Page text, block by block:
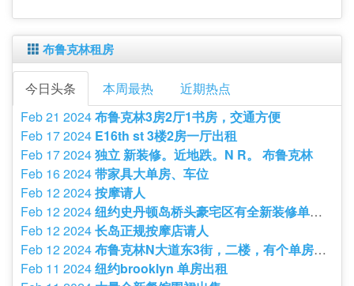
布鲁克林租房
今日头条 本周最热
近期热点
Feb 21 2024布鲁克林3房2厅1书房，交通方便
Feb 17 2024 E16th st 3楼2房一厅出租
Feb 17 2024独立 新装修。近地跌。N R。 布鲁克林
Feb 16 2024带家具大单房、车位
Feb 12 2024按摩请人
Feb 12 2024纽约史丹顿岛桥头豪宅区有全新装修单房出租环境好联系
Feb 12 2024长岛正规按摩店请人
Feb 12 2024布鲁克林N大道东3街，二楼，有个单房出租，近F车一分钟内，门口B9巴士，近华人社区与超市。犹太社区治安非常好。水电气网全包700 联系 陈先生
Feb 11 2024纽约brooklyn 单房出租